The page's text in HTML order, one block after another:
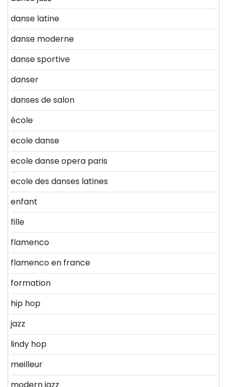
danse latine
danse moderne
danse sportive
danser
danses de salon
école
ecole danse
ecole danse opera paris
ecole des danses latines
enfant
fille
flamenco
flamenco en france
formation
hip hop
jazz
lindy hop
meilleur
modern jazz